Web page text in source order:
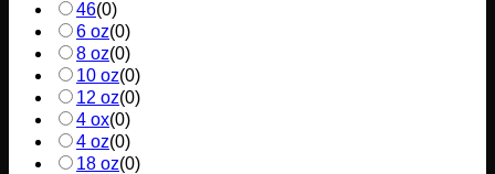
46(0)
6 oz(0)
8 oz(0)
10 oz(0)
12 oz(0)
4 ox(0)
4 oz(0)
18 oz(0)